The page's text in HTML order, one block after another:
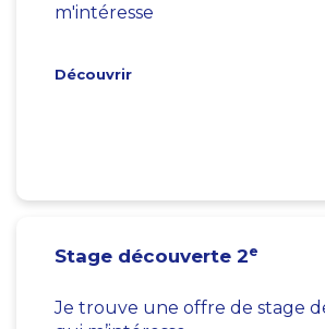
m'intéresse
Découvrir
Stage découverte 2e
Je trouve une offre de stage